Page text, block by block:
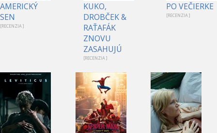
AMERICKÝ
SEN
[RECENZIA ]
KUKO,
DROBČEK &
RAŤAFÁK
ZNOVU
ZASAHUJÚ
[RECENZIA ]
PO VEČIERKE
[RECENZIA ]